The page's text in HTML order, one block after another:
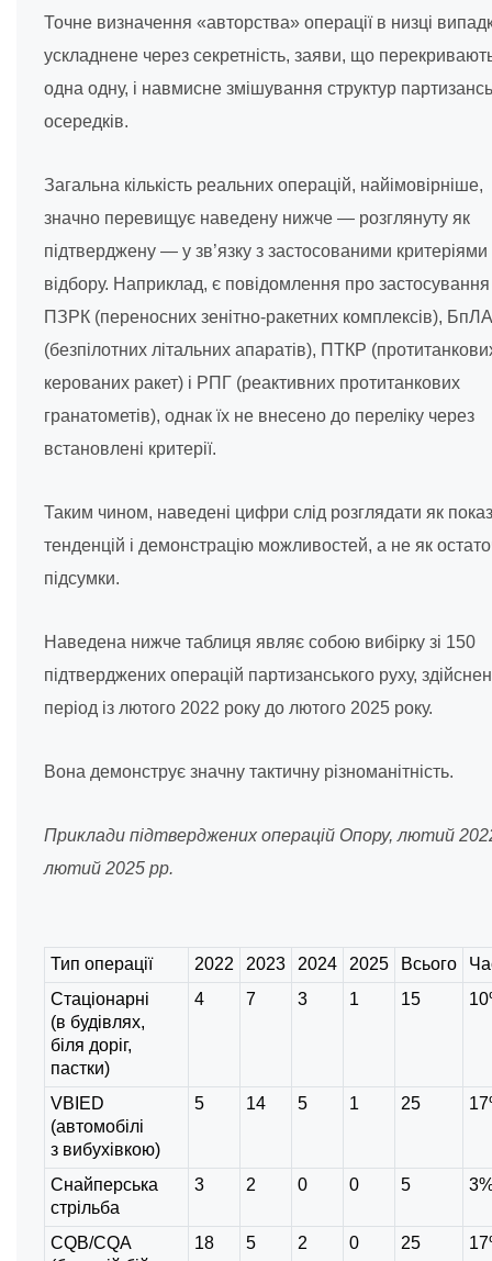
Точне визначення «авторства» операції в низці
ускладнене через секретність, заяви, що
одна одну, і навмисне змішування структур
осередків.
Загальна кількість реальних операцій, найімовірніше,
значно перевищує наведену нижче — розглянуту як
підтверджену — у зв’язку з застосованими критеріями
відбору. Наприклад, є повідомлення про застосування
ПЗРК (переносних зенітно-ракетних комплексів), БпЛА
(безпілотних літальних апаратів), ПТКР
керованих ракет) і РПГ (реактивних протитанкових
гранатометів), однак їх не внесено до переліку через
встановлені критерії.
Таким чином, наведені цифри слід розглядати як
тенденцій і демонстрацію можливостей, а не як
підсумки.
Наведена нижче таблиця являє собою вибірку зі 150
підтверджених операцій партизанського руху,
період із лютого 2022 року до лютого 2025 року.
Вона демонструє значну тактичну різноманітність.
Приклади підтверджених операцій Опору, лютий
лютий 2025 рр.
Тип операції 2022 2023 2024 2025 Всього
Стаціонарні
(в будівлях,
біля доріг,
пастки)
4 7 3 1 15
VBIED
(автомобілі
з вибухівкою)
5 14 5 1 25
Снайперська
стрільба
3 2 0 0 5
CQB/CQA
18 5 2 0 25